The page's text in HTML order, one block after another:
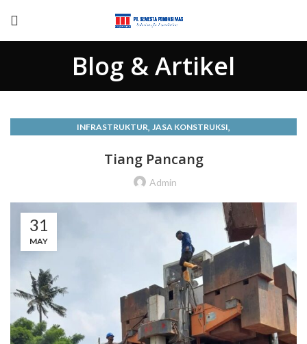
Blog & Artikel
INFRASTRUKTUR, JASA KONSTRUKSI,
KEUNGGULAN TIANG PANCANG BETON PRACETAK DARI PT
SEMESTA PONDASI MAS
TIANG PANCANG BETON
Tiang Pancang
Admin
31
MAY